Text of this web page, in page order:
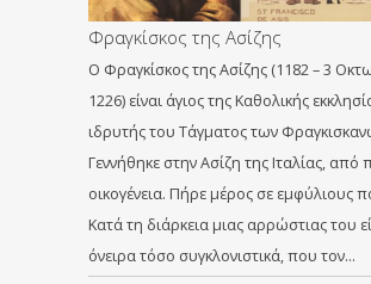
Φραγκίσκος της Ασίζης
Ο Φραγκίσκος της Ασίζης (1182 – 3
1226) είναι άγιος της Καθολικής
ιδρυτής του Τάγματος των
Γεννήθηκε στην Ασίζη της Ιταλίας, από
οικογένεια. Πήρε μέρος σε εμφύλιους
Κατά τη διάρκεια μιας αρρώστιας του
όνειρα τόσο συγκλονιστικά, που τον…